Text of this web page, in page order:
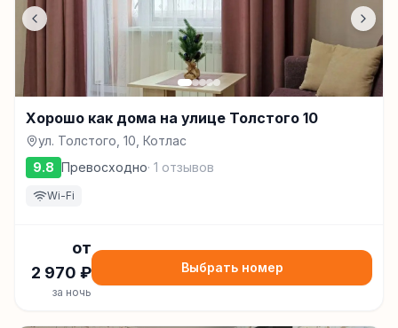
Хорошо как дома на улице Толстого 10
ул. Толстого, 10, Котлас
9.8 Превосходно· 1 отзывов
Wi-Fi
от
2 970 ₽
за ночь
Выбрать номер